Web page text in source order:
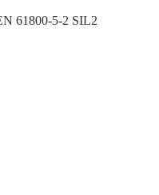
CL2, EN 61800-5-2 SIL2